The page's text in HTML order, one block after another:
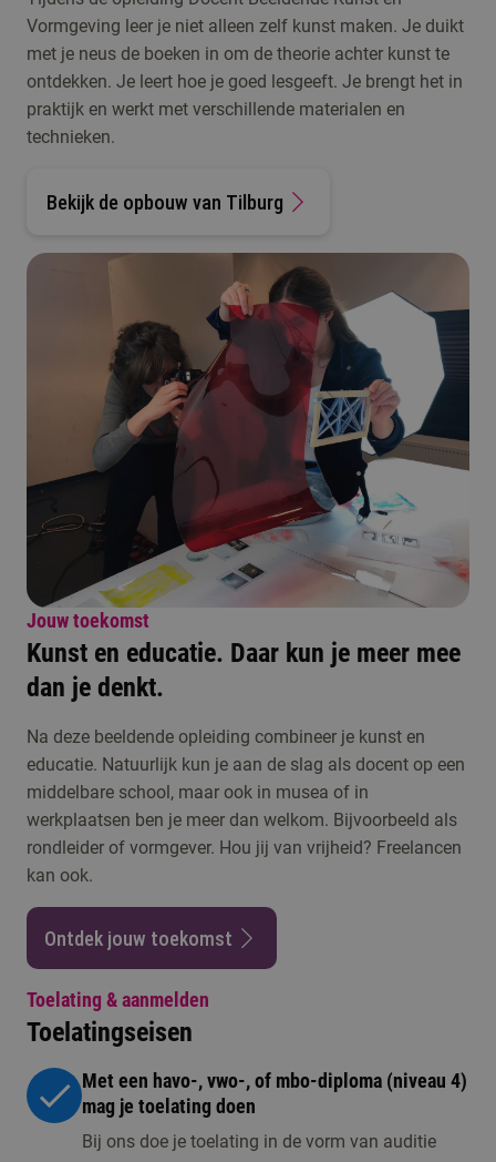
Vormgeving leer je niet alleen zelf kunst maken. Je duikt
met je neus de boeken in om de theorie achter kunst te
ontdekken. Je leert hoe je goed lesgeeft. Je brengt het in
praktijk en werkt met verschillende materialen en
technieken.
Bekijk de opbouw van Tilburg
Jouw toekomst
Kunst en educatie. Daar kun je meer mee
dan je denkt.
Na deze beeldende opleiding combineer je kunst en
educatie. Natuurlijk kun je aan de slag als docent op een
middelbare school, maar ook in musea of in
werkplaatsen ben je meer dan welkom. Bijvoorbeeld als
rondleider of vormgever. Hou jij van vrijheid? Freelancen
kan ook.
Ontdek jouw toekomst
Toelating & aanmelden
Toelatingseisen
Met een havo-, vwo-, of mbo-diploma (niveau 4)
mag je toelating doen
Bij ons doe je toelating in de vorm van auditie